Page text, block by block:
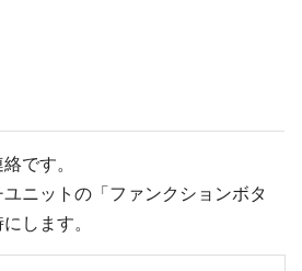
です。
ユニットの「ファンクションボタ
します。